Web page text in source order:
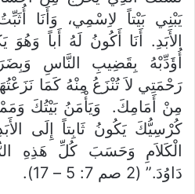
يَبْنِي بَيْتاً لاِسْمِي، وَأَنَا
الأَبَدِ. أَنَا أَكُونُ لَهُ أَباً
أُؤَدِّبْهُ بِقَضِيبِ النَّاسِ
رَحْمَتِي لاَ تُنْزَعُ مِنْهُ كَمَا
مِنْ أَمَامِكَ. وَيَأْمَنُ بَيْتُكَ
كُرْسِيُّكَ يَكُونُ ثَابِتاً إِلَى
الْكَلاَمِ وَحَسَبَ كُلِّ هَذِهِ
دَاوُدَ.” (2 صم 7: 5 – 17).